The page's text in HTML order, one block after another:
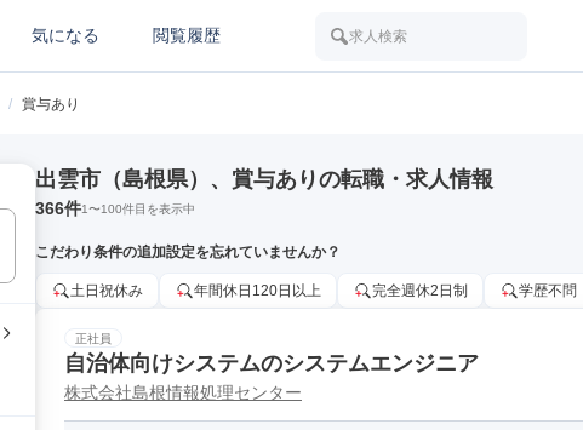
気になる 閲覧履歴 求人検索
/ 賞与あり
出雲市（島根県）、賞与ありの転職・求人情報
366件1〜100件目を表示中
こだわり条件の追加設定を忘れていませんか？
土日祝休み 年間休日120日以上 完全週休2日制 学歴不問
正社員
自治体向けシステムのシステムエンジニア
株式会社島根情報処理センター